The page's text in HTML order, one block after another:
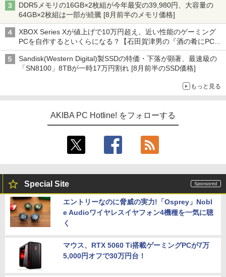
DDR5メモリの16GB×2枚組が今年最安の39,980円、大容量の
64GB×2枚組は一部が続騰 [8月前半のメモリ価格]
XBOX Series Xが値上げで10万円超え。近い性能のゲーミング
PCを自作するといくらになる？【石田賀津男の『酒の肴にPCゲ
ーム』】
Sandisk(Western Digital)製SSDの特価・下落が顕著、最速級の
「SN8100」8TBが一時17万円割れ [8月前半のSSD価格]
もっと見る
AKIBA PC Hotline! をフォローする
Special Site
エントリーなのに脅威の実力!「Osprey」Nobl
e Audioワイヤレスイヤフォン4機種を一気に聴
く
マウス、RTX 5060 Ti搭載ゲーミングPCが7万
5,000円オフで30万円台！